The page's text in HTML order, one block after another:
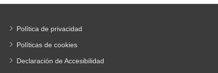
Política de privacidad
Políticas de cookies
Declaración de Accesibilidad